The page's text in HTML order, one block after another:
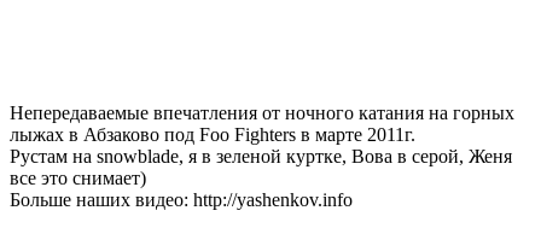
Непередаваемые впечатления от ночного катания на горных
лыжах в Абзаково под Foo Fighters в марте 2011г.
Рустам на snowblade, я в зеленой куртке, Вова в серой, Женя
все это снимает)
Больше наших видео: http://yashenkov.info